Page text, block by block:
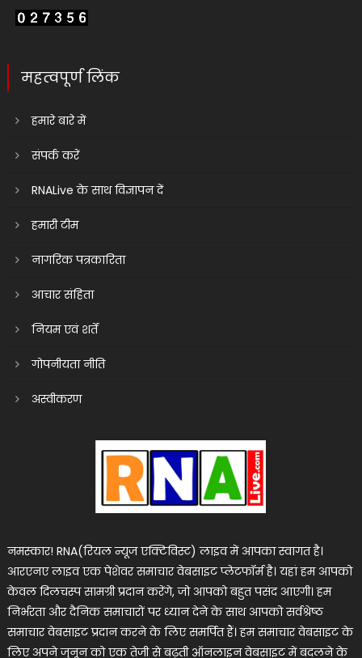
महत्वपूर्ण लिंक
हमारे बारे में
संपर्क करें
RNALive के साथ विज्ञापन दें
हमारी टीम
नागरिक पत्रकारिता
आचार संहिता
नियम एवं शर्तें
गोपनीयता नीति
अस्वीकरण
नमस्कार! RNA(रियल न्यूज एक्टिविस्ट) लाइव में आपका स्वागत है।
आरएनए लाइव एक पेशेवर समाचार वेबसाइट प्लेटफॉर्म है। यहां हम आपको
केवल दिलचस्प सामग्री प्रदान करेंगे, जो आपको बहुत पसंद आएगी। हम
निर्भरता और दैनिक समाचारों पर ध्यान देने के साथ आपको सर्वश्रेष्ठ
समाचार वेबसाइट प्रदान करने के लिए समर्पित हैं। हम समाचार वेबसाइट के
लिए अपने जुनून को एक तेजी से बढ़ती ऑनलाइन वेबसाइट में बदलने के